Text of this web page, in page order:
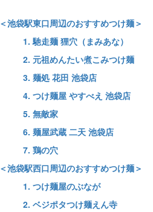
＜池袋駅東口周辺のおすすめつけ麺＞
1. 馳走麺 狸穴（まみあな）
2. 元祖めんたい煮こみつけ麺
3. 麺処 花田 池袋店
4. つけ麺屋 やすべえ 池袋店
5. 無敵家
6. 麺屋武蔵 二天 池袋店
7. 鶏の穴
＜池袋駅西口周辺のおすすめつけ麺＞
1. つけ麺屋のぶなが
2. ベジポタつけ麺えん寺